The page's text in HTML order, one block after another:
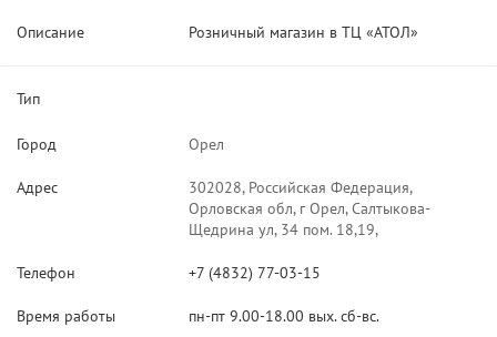
Описание Розничный магазин в ТЦ «АТОЛ»
Тип
Город Орел
Адрес
302028, Российская Федерация,
Орловская обл, г Орел, Салтыкова-
Щедрина ул, 34 пом. 18,19,
Телефон +7 (4832) 77-03-15
Время работы пн-пт 9.00-18.00 вых. сб-вс.